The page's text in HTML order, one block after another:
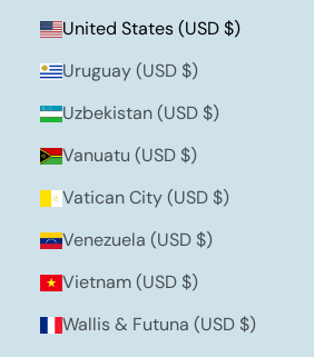
United States (USD $)
Uruguay (USD $)
Uzbekistan (USD $)
Vanuatu (USD $)
Vatican City (USD $)
Venezuela (USD $)
Vietnam (USD $)
Wallis & Futuna (USD $)